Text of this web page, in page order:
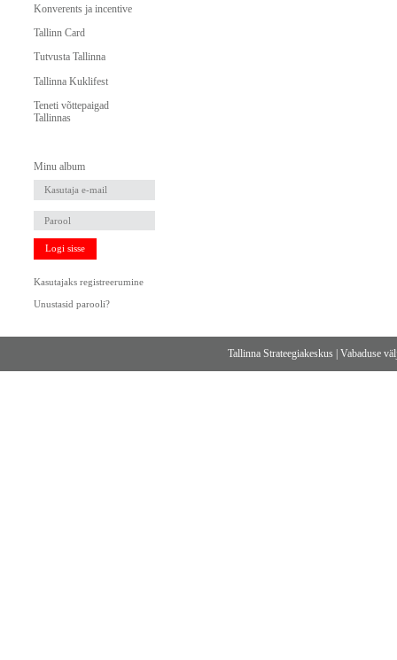
Konverents ja incentive
Tallinn Card
Tutvusta Tallinna
Tallinna Kuklifest
Teneti võttepaigad
Tallinnas
Minu album
Logi sisse
Kasutajaks registreerumine
Unustasid parooli?
Tallinna Strateegiakeskus |Vabaduse